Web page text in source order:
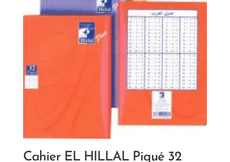
Cahier EL HILLAL Piqué 32